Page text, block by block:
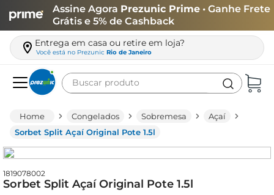
Assine Agora Prezunic Prime • Ganhe Frete
Grátis e 5% de Cashback
Entrega em casa ou retire em loja?
Você está no Prezunic Rio de Janeiro
Buscar produto
Congelados Sobremesa
Açaí
Sorbet Split Açaí Original Pote 1.5l
1819078002
Sorbet Split Açaí Original Pote 1.5l
leite
queijo